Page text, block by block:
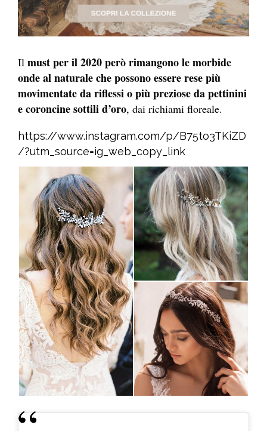
Il must per il 2020 però rimangono le morbide
onde al naturale che possono essere rese più
movimentate da riflessi o più preziose da pettinini
e coroncine sottili d’oro, dai richiami floreale.
https://www.instagram.com/p/B75to3TKiZD
/?utm_source=ig_web_copy_link